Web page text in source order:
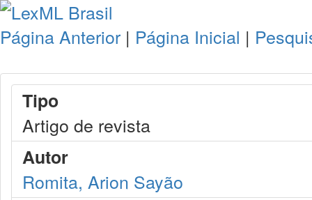
Página Anterior | Página Inicial |
Tipo
Artigo de revista
Autor
Romita, Arion Sayão